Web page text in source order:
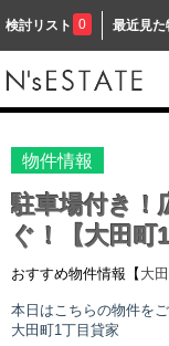
検討リスト 0 最近見た
物件情報
駐車場付き！
ぐ！【大田町
おすすめ物件情報【 大
本日はこちらの物件を
大田町1丁目貸家